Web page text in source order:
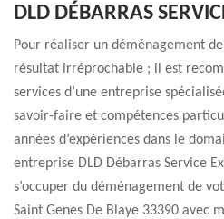
DLD DÉBARRAS
Pour réaliser un déménagement
résultat irréprochable ; il est
services d’une entreprise
savoir-faire et compétences
années d’expériences dans le
entreprise DLD Débarras Service
s’occuper du déménagement de
Saint Genes De Blaye 33390 avec